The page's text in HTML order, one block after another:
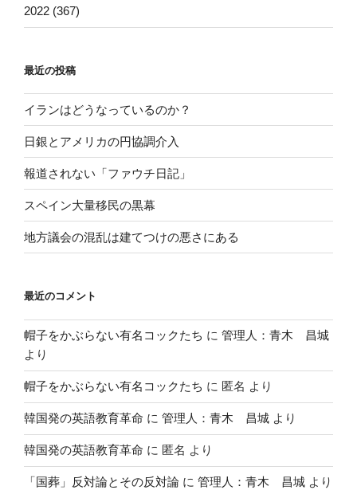
2022 (367)
最近の投稿
イランはどうなっているのか？
日銀とアメリカの円協調介入
報道されない「ファウチ日記」
スペイン大量移民の黒幕
地方議会の混乱は建てつけの悪さにある
最近のコメント
帽子をかぶらない有名コックたち に 管理人：青木 昌城
より
帽子をかぶらない有名コックたち に 匿名 より
韓国発の英語教育革命 に 管理人：青木 昌城 より
韓国発の英語教育革命 に 匿名 より
「国葬」反対論とその反対論 に 管理人：青木 昌城 より